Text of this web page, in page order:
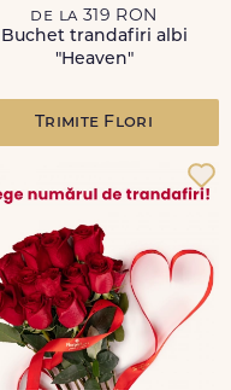
de la 319 RON
Buchet trandafiri albi
"Heaven"
Trimite Flori